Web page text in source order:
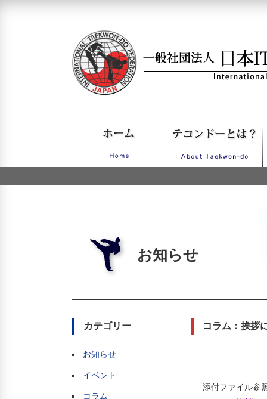
お知らせ
カテゴリー
お知らせ
イベント
コラム
コラム：挨拶